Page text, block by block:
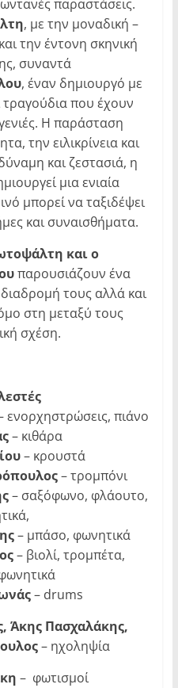
παραστάσεις.
, με την μοναδική –
την έντονη σκηνική
συναντά
, έναν δημιουργό με
που έχουν
Η παράσταση
την ειλικρίνεια και
και ζεστασιά, η
μια ενιαία
μπορεί να ταξιδέψει
και συναισθήματα.
και ο
παρουσιάζουν ένα
τους αλλά και
στη μεταξύ τους
σχέση.
ενορχηστρώσεις, πιάνο
– κιθάρα
– κρουστά
– τρομπόνι
– σαξόφωνο, φλάουτο,
– μπάσο, φωνητικά
– βιολί, τρομπέτα,
– drums
Άκης Πασχαλάκης,
– ηχοληψία
– φωτισμοί